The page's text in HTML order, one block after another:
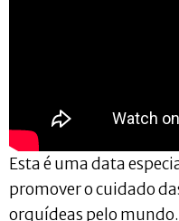
Esta é uma data
promover o cuidado
orquídeas pelo mundo.